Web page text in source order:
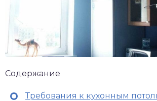
Содержание
Требования к кухонным